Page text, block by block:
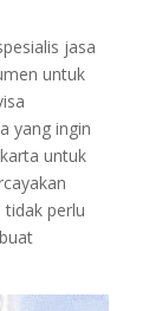
jasa
untuk
yang ingin
untuk
tidak perlu